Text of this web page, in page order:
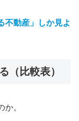
不動産」しか見よ
（比較表）
。